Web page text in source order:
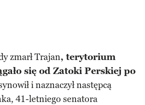
zmarł Trajan, terytorium
się od Zatoki Perskiej po
i naznaczył następcą
41-letniego senatora